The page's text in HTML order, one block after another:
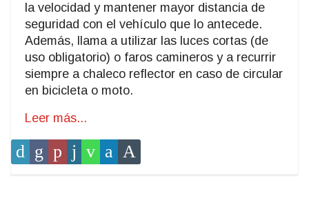
la velocidad y mantener mayor distancia de
seguridad con el vehículo que lo antecede.
Además, llama a utilizar las luces cortas (de
uso obligatorio) o faros camineros y a recurrir
siempre a chaleco reflector en caso de circular
en bicicleta o moto.
Leer más...